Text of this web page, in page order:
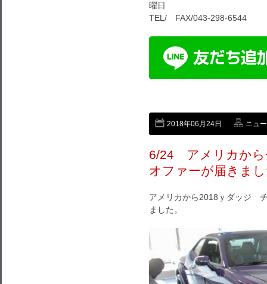
曜日
TEL/ FAX/043-298-6544
2018年06月24日 ニュ
6/24 アメリカから
オファーが届きま
アメリカから2018ｙダッジ
ました。